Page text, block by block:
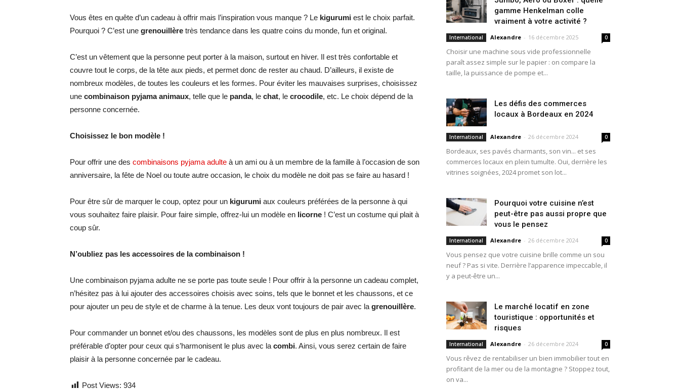
Vous êtes en quête d’un cadeau à offrir mais l’inspiration vous manque ? Le kigurumi est le choix parfait.
Pourquoi ? C’est une grenouillère très tendance dans les quatre coins du monde, fun et original.
C’est un vêtement que la personne peut porter à la maison, surtout en hiver. Il est très confortable et
couvre tout le corps, de la tête aux pieds, et permet donc de rester au chaud. D’ailleurs, il existe de
nombreux modèles, de toutes les couleurs et les formes. Pour éviter les mauvaises surprises, choisissez
une combinaison pyjama animaux, telle que le panda, le chat, le crocodile, etc. Le choix dépend de la
personne concernée.
Choisissez le bon modèle !
Pour offrir une des combinaisons pyjama adulte à un ami ou à un membre de la famille à l’occasion de son
anniversaire, la fête de Noel ou toute autre occasion, le choix du modèle ne doit pas se faire au hasard !
Pour être sûr de marquer le coup, optez pour un kigurumi aux couleurs préférées de la personne à qui
vous souhaitez faire plaisir. Pour faire simple, offrez-lui un modèle en licorne ! C’est un costume qui plait à
coup sûr.
N’oubliez pas les accessoires de la combinaison !
Une combinaison pyjama adulte ne se porte pas toute seule ! Pour offrir à la personne un cadeau complet,
n’hésitez pas à lui ajouter des accessoires choisis avec soins, tels que le bonnet et les chaussons, et ce
pour ajouter un peu de style et de charme à la tenue. Les deux vont toujours de pair avec la grenouillère.
Pour commander un bonnet et/ou des chaussons, les modèles sont de plus en plus nombreux. Il est
préférable d’opter pour ceux qui s’harmonisent le plus avec la combi. Ainsi, vous serez certain de faire
plaisir à la personne concernée par le cadeau.
Post Views: 934
gamme Henkelman colle
vraiment à votre activité ?
International Alexandre - 16 décembre 2025 0
Choisir une machine sous vide professionnelle
paraît assez simple sur le papier : on compare la
taille, la puissance de pompe et...
Les défis des commerces
locaux à Bordeaux en 2024
International Alexandre - 26 décembre 2024 0
Bordeaux, ses pavés charmants, son vin... et ses
commerces locaux en plein tumulte. Oui, derrière les
vitrines soignées, 2024 promet son lot...
Pourquoi votre cuisine n’est
peut-être pas aussi propre que
vous le pensez
International Alexandre - 26 décembre 2024 0
Vous pensez que votre cuisine brille comme un sou
neuf ? Pas si vite. Derrière l’apparence impeccable, il
y a peut-être un...
Le marché locatif en zone
touristique : opportunités et
risques
International Alexandre - 26 décembre 2024 0
Vous rêvez de rentabiliser un bien immobilier tout en
profitant de la mer ou de la montagne ? Stoppez tout,
on va...